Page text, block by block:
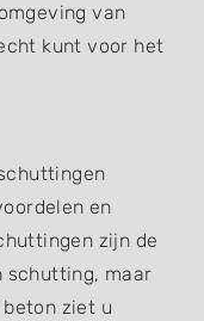
van
kunt voor het
en
zijn de
schutting, maar
ziet u